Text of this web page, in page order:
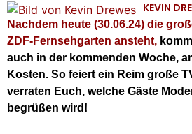
KEVIN
Nachdem heute (30.06.24) die
ZDF-Fernsehgarten ansteht,
auch in der kommenden Woche,
Kosten. So feiert ein Reim große
verraten Euch, welche Gäste
begrüßen wird!